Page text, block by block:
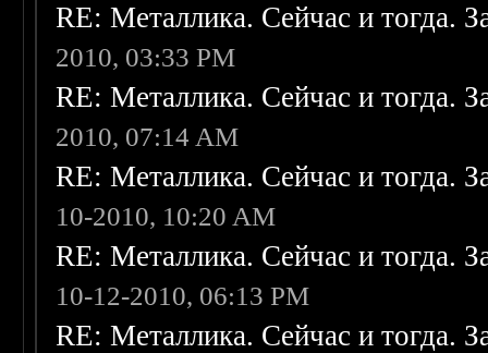
RE: Металлика. Сейчас и тогда.
2010, 03:33 PM
RE: Металлика. Сейчас и тогда.
2010, 07:14 AM
RE: Металлика. Сейчас и тогда.
10-2010, 10:20 AM
RE: Металлика. Сейчас и тогда.
10-12-2010, 06:13 PM
RE: Металлика. Сейчас и тогда.